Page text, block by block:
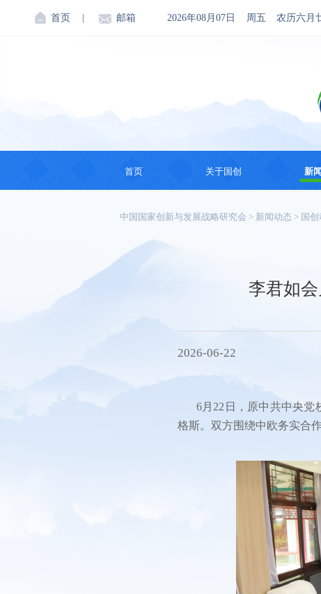
首页 邮箱 2026年08月07日 周五 农历六月
首页 关于国创
机构简介
研究机构
联系方式
新
国
中国国家创新与发展战略研究会 > 新闻动态 > 国
李君如
2026-06-22
6月22日，原中共中央党
格斯。双方围绕中欧务实合